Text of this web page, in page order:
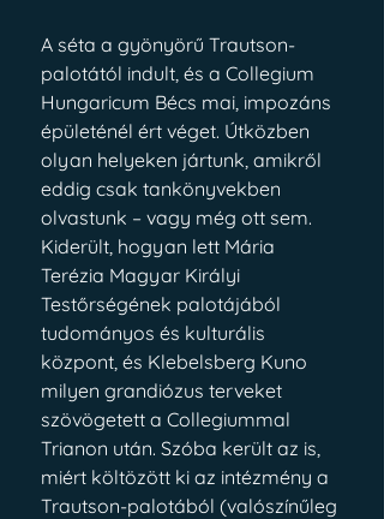
A séta a gyönyörű Trautson-
palotától indult, és a Collegium
Hungaricum Bécs mai, impozáns
épületénél ért véget. Útközben
olyan helyeken jártunk, amikről
eddig csak tankönyvekben
olvastunk – vagy még ott sem.
Kiderült, hogyan lett Mária
Terézia Magyar Királyi
Testőrségének palotájából
tudományos és kulturális
központ, és Klebelsberg Kuno
milyen grandiózus terveket
szövögetett a Collegiummal
Trianon után. Szóba került az is,
miért költözött ki az intézmény a
Trautson-palotából (valószínűleg